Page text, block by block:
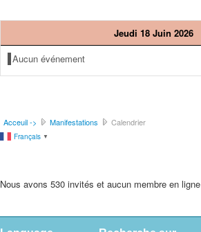
Jeudi 18 Juin 2026
Aucun événement
Acceuil -> Manifestations Calendrier
Français ▼
Nous avons 530 invités et aucun membre en ligne